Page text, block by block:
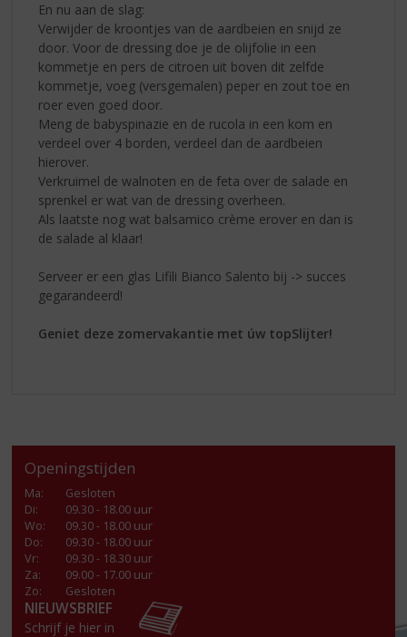
En nu aan de slag:
Verwijder de kroontjes van de aardbeien en snijd ze
door. Voor de dressing doe je de olijfolie in een
kommetje en pers de citroen uit boven dit zelfde
kommetje, voeg (versgemalen) peper en zout toe en
roer even goed door.
Meng de babyspinazie en de rucola in een kom en
verdeel over 4 borden, verdeel dan de aardbeien
hierover.
Verkruimel de walnoten en de feta over de salade en
sprenkel er wat van de dressing overheen.
Als laatste nog wat balsamico crème erover en dan is
de salade al klaar!
Serveer er een glas Lifili Bianco Salento bij -> succes
gegarandeerd!
Geniet deze zomervakantie met úw topSlijter!
Openingstijden
Ma:
Gesloten
Di:
09.30 - 18.00 uur
Wo:
09.30 - 18.00 uur
Do:
09.30 - 18.00 uur
Vr:
09.30 - 18.30 uur
Za:
09.00 - 17.00 uur
Zo:
Gesloten
NIEUWSBRIEF
Schrijf je hier in